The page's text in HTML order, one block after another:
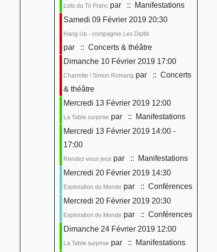
Loto du Tir Francpar
:: Manifestations
Samedi 09 Février 2019 20:30
Hang Up - compagnie Les Diptik
par
:: Concerts & théâtre
Dimanche 10 Février 2019 17:00
Charrette ! Simon Romang par
:: Concerts
& théâtre
Mercredi 13 Février 2019 12:00
La Table surprise par
:: Manifestations
Mercredi 13 Février 2019 14:00 -
17:00
Rendez-vous jeuxpar
:: Manifestations
Mercredi 20 Février 2019 14:30
Exploration du Monde par
:: Conférences
Mercredi 20 Février 2019 20:30
Exploration du Monde par
:: Conférences
Dimanche 24 Février 2019 12:00
La Table surprise par
:: Manifestations